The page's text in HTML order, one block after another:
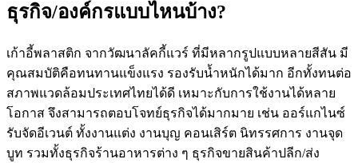
ธุรกิจ/องค์กรแบบไหนบ้าง?
เก้าอี้พลาสติก จากวัฒนาลัคกี้แวร์ ที่มีหลากรูปแบบหลายสีสัน มี
คุณสมบัติคือทนทานแข็งแรง รองรับน้ำหนักได้มาก อีกทั้งทนต่อ
สภาพแวดล้อมประเทศไทยได้ดี เหมาะกับการใช้งานได้หลาย
โอกาส จึงสามารถตอบโจทย์ธุรกิจได้มากมาย เช่น ออร์แกไนซ์
รับจัดอีเวนต์ ทั้งงานแต่ง งานบุญ คอนเสิร์ต นิทรรศการ งานจุด
บูท รวมทั้งธุรกิจร้านอาหารต่าง ๆ ธุรกิจขายสินค้าปลีก/ส่ง